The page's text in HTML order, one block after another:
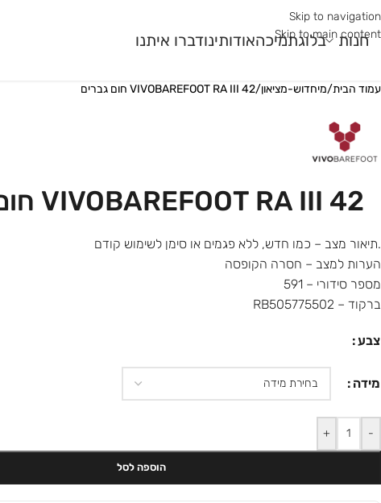
Skip to navigation
Skip to main content
חנות
קיץ
חורף
רב עונתי
חדר כושר ואימונים
בלוגתמיכהאודותינודברו איתנו
עמוד הבית/מיחדוש-מציאון/VIVOBAREFOOT RA III 42 חום גברים
VIVOBAREFOOT RA III 42 חום גברים
.תיאור מצב – כמו חדש, ללא פגמים או סימן לשימוש קודם
הערות למצב – חסרה הקופסה
מספר סידורי – 591
ברקוד – RB505775502
צבע
מידה
-
+
הוספה לסל